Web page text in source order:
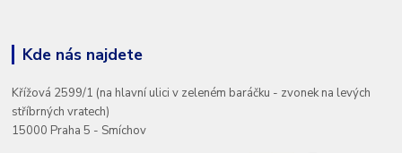
Kde nás najdete
Křížová 2599/1 (na hlavní ulici v zeleném baráčku - zvonek na levých
stříbrných vratech)
15000 Praha 5 - Smíchov